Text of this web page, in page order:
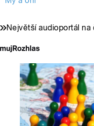
Největší audioportál